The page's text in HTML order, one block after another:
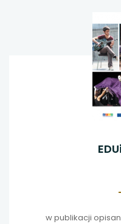
w publikacji